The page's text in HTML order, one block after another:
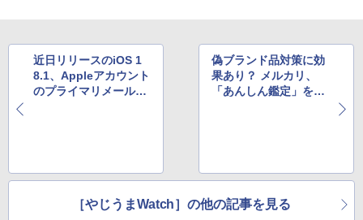
近日リリースのiOS 1
8.1、Appleアカウント
のプライマリメールア
偽ブランド品対策に効
果あり？ メルカリ、
「あんしん鑑定」をデ
［やじうまWatch］の他の記事を見る